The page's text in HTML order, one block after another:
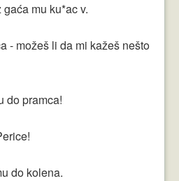
mu ku*ac v.
- možeš li da mi kažeš nešto
do pramca!
do kolena.